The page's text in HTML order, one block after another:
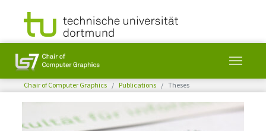
Skip to main content
You are here:
Chair of Computer Graphics Publications Theses